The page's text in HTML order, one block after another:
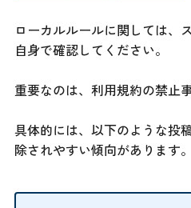
ローカルルールに関しては、
自身で確認してください。
重要なのは、利用規約の禁止
具体的には、以下のような投
除されやすい傾向があります。